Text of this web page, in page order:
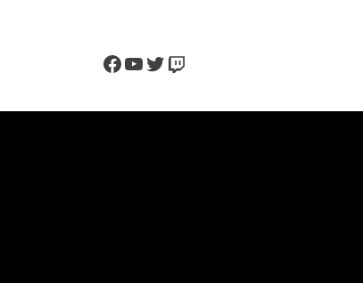
Facebook
YouTube
Twitter
Twitch